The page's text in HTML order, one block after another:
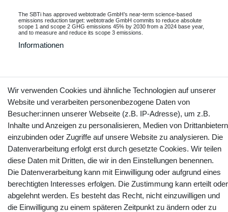
The SBTi has approved webtotrade GmbH’s near-term science-based
emissions reduction target: webtotrade GmbH commits to reduce absolute
scope 1 and scope 2 GHG emissions 45% by 2030 from a 2024 base year,
and to measure and reduce its scope 3 emissions.
Informationen
Vertrag widerrufen Kontakt
Facebook Instagram
Wir verwenden Cookies und ähnliche Technologien auf unserer
Website und verarbeiten personenbezogene Daten von
Besucher:innen unserer Webseite (z.B. IP-Adresse), um z.B.
Inhalte und Anzeigen zu personalisieren, Medien von Drittanbietern
einzubinden oder Zugriffe auf unsere Website zu analysieren. Die
Datenverarbeitung erfolgt erst durch gesetzte Cookies. Wir teilen
diese Daten mit Dritten, die wir in den Einstellungen benennen.
Die Datenverarbeitung kann mit Einwilligung oder aufgrund eines
berechtigten Interesses erfolgen. Die Zustimmung kann erteilt oder
abgelehnt werden. Es besteht das Recht, nicht einzuwilligen und
die Einwilligung zu einem späteren Zeitpunkt zu ändern oder zu